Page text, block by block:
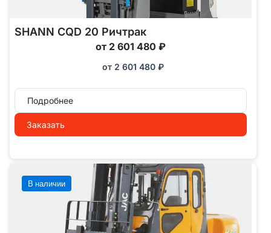
SHANN CQD 20 Ричтрак
от 2 601 480 ₽
от 2 601 480 ₽
Подробнее
Заказать
В наличии